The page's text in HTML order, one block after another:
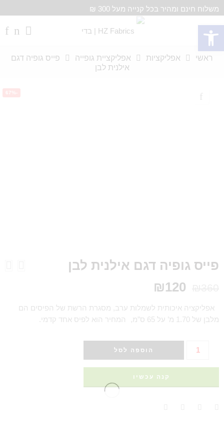
פתח סרגל נגישות
משלוח חינם ומהיר בכל קנייה מעל 300 ₪
ראשי אפליקציות אפליקציית גופייה
פייס גופיה דגם
אילנית לבן
-67%
פייס גופיה דגם אילנית לבן
₪120
אפליקציה איכותית לשמלות ערב, מסגרת הרשת של הפיסים הם
מלבן של 1.70 מ’ על 65 ס”מ, המחיר הוא לפיס אחד קדמי.
הוספה לסל
קנה עכשיו